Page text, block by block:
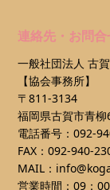
連絡先・お問合
一般社団法人 古
【協会事務所】
〒811-3134
福岡県古賀市青柳
電話番号：092-
FAX：092-940-
MAIL：
営業時間：09：